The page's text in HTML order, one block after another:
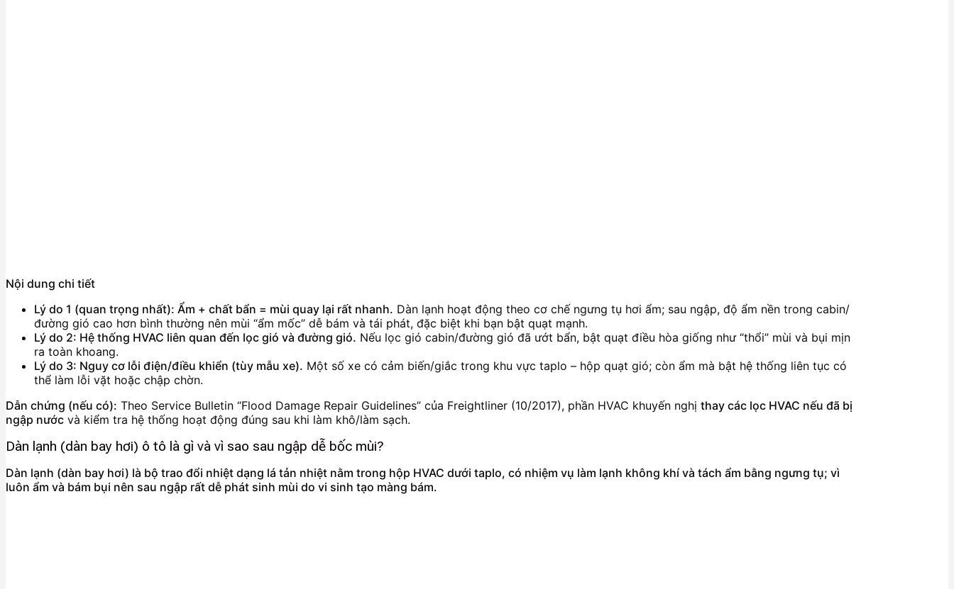
Nội dung chi tiết
Lý do 1 (quan trọng nhất): Ẩm + chất bẩn = mùi quay lại rất nhanh. Dàn lạnh hoạt động theo cơ chế ngưng tụ hơi ẩm; sau ngập, độ ẩm nền trong cabin/
đường gió cao hơn bình thường nên mùi “ẩm mốc” dễ bám và tái phát, đặc biệt khi bạn bật quạt mạnh.
Lý do 2: Hệ thống HVAC liên quan đến lọc gió và đường gió. Nếu lọc gió cabin/đường gió đã ướt bẩn, bật quạt điều hòa giống như “thổi” mùi và bụi mịn
ra toàn khoang.
Lý do 3: Nguy cơ lỗi điện/điều khiển (tùy mẫu xe). Một số xe có cảm biến/giắc trong khu vực taplo – hộp quạt gió; còn ẩm mà bật hệ thống liên tục có
thể làm lỗi vặt hoặc chập chờn.
Dẫn chứng (nếu có): Theo Service Bulletin “Flood Damage Repair Guidelines” của Freightliner (10/2017), phần HVAC khuyến nghị thay các lọc HVAC nếu đã bị
ngập nước và kiểm tra hệ thống hoạt động đúng sau khi làm khô/làm sạch.
Dàn lạnh (dàn bay hơi) ô tô là gì và vì sao sau ngập dễ bốc mùi?
Dàn lạnh (dàn bay hơi) là bộ trao đổi nhiệt dạng lá tản nhiệt nằm trong hộp HVAC dưới taplo, có nhiệm vụ làm lạnh không khí và tách ẩm bằng ngưng tụ; vì
luôn ẩm và bám bụi nên sau ngập rất dễ phát sinh mùi do vi sinh tạo màng bám.